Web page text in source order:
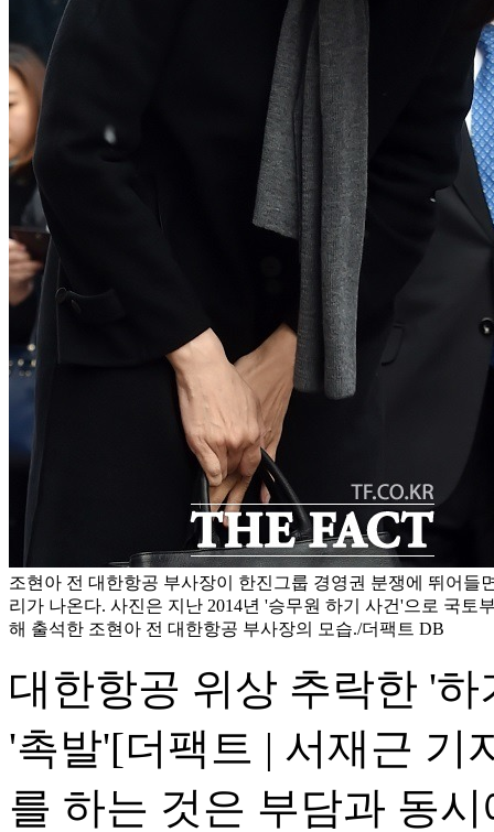
조현아 전 대한항공 부사장이 한진그룹 경영권 분쟁에 뛰어들
리가 나온다. 사진은 지난 2014년 '승무원 하기 사건'으로 국토
해 출석한 조현아 전 대한항공 부사장의 모습./더팩트 DB
대한항공 위상 추락한 '
'촉발'[더팩트 | 서재근 기
를 하는 것은 부담과 동